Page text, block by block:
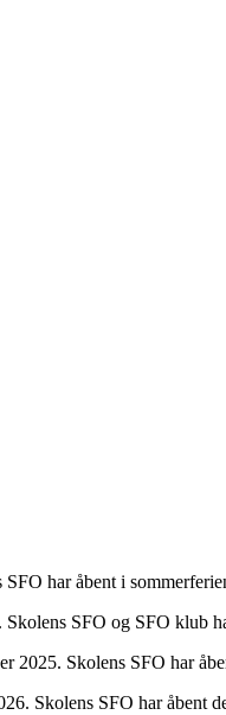
har åbent i
SFO og SFO klub
2025. Skolens SFO har
Skolens SFO har åbent